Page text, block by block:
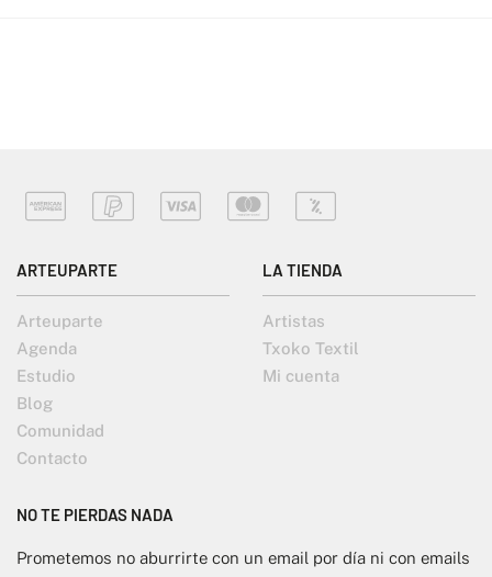
ARTEUPARTE
Arteuparte
Agenda
Estudio
Blog
Comunidad
Contacto
LA TIENDA
Artistas
Txoko Textil
Mi cuenta
NO TE PIERDAS NADA
Prometemos no aburrirte con un email por día ni con emails